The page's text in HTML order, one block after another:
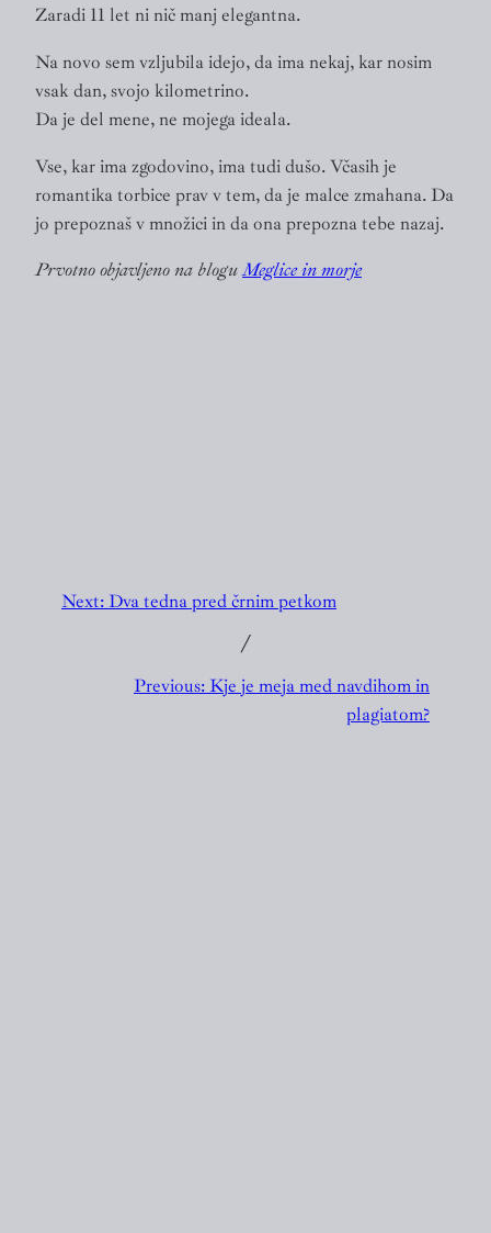
Zaradi 11 let ni nič manj elegantna.
Na novo sem vzljubila idejo, da ima nekaj, kar nosim
vsak dan, svojo kilometrino.
Da je del mene, ne mojega ideala.
Vse, kar ima zgodovino, ima tudi dušo. Včasih je
romantika torbice prav v tem, da je malce zmahana. Da
jo prepoznaš v množici in da ona prepozna tebe nazaj.
Prvotno objavljeno na bloguMeglice in morje
Next: Dva tedna pred črnim petkom
╱
Previous: Kje je meja med navdihom in
plagiatom?